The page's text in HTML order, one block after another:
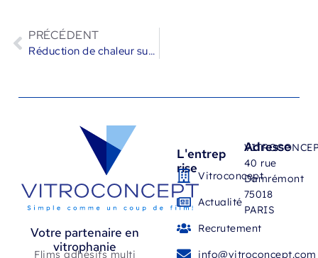
PRÉCÉDENT
Réduction de chaleur sur verrière d’une boutique H&M à Paris avec un film solaire clair
Votre partenaire en
vitrophanie
Flims adhésifs multi
L'entrep
riseVitroconcept
Actualité
Recrutement
info@vitroconcept.com
Adresse
40 rue
Damrémont
75018
PARIS